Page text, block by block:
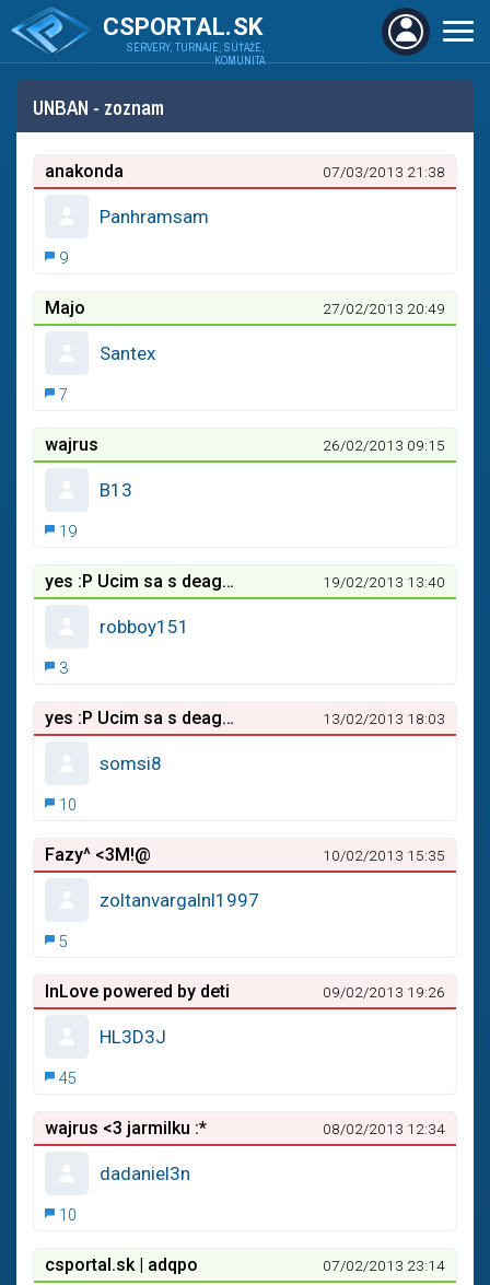
CSPORTAL.SK
SERVERY, TURNAJE, SÚŤAŽE,
KOMUNITA
UNBAN - zoznam
anakonda 07/03/2013 21:38
Panhramsam
9
Majo 27/02/2013 20:49
Santex
7
wajrus 26/02/2013 09:15
B13
19
yes :P Ucim sa s deaglom 19/02/2013 13:40
robboy151
3
yes :P Ucim sa s deaglom 13/02/2013 18:03
somsi8
10
Fazy^ <3M!@ 10/02/2013 15:35
zoltanvargalnl1997
5
InLove powered by deti 09/02/2013 19:26
HL3D3J
45
wajrus <3 jarmilku :* 08/02/2013 12:34
dadaniel3n
10
csportal.sk | adqpo 07/02/2013 23:14